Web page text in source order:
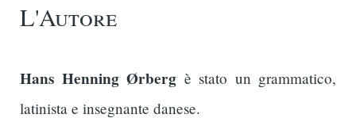
L'Autore
Hans Henning Ørberg è stato un grammatico,
latinista e insegnante danese.